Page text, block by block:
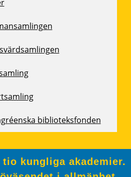
biblioteksfonden
kungliga akademier.